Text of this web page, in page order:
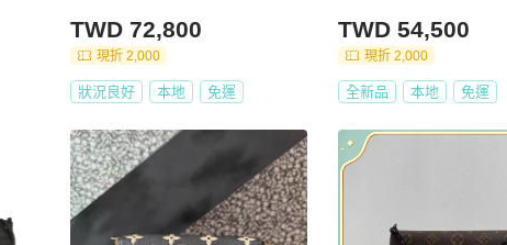
TWD 72,800
現折 2,000
狀況良好 本地 免運
TWD 54,500
現折 2,000
全新品 本地 免運